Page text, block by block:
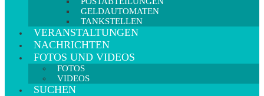
GELDAUTOMATEN
TANKSTELLEN
VERANSTALTUNGEN
NACHRICHTEN
FOTOS UND VIDEOS
FOTOS
VIDEOS
SUCHEN